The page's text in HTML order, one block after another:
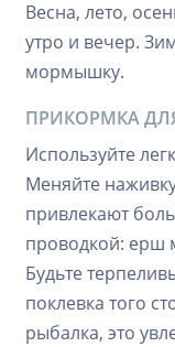
Весна, лето,
утро и вечер.
мормышку.
ПРИКОРМКА
Используйте
Меняйте
привлекают
проводкой: ерш
Будьте
поклевка того
рыбалка, это